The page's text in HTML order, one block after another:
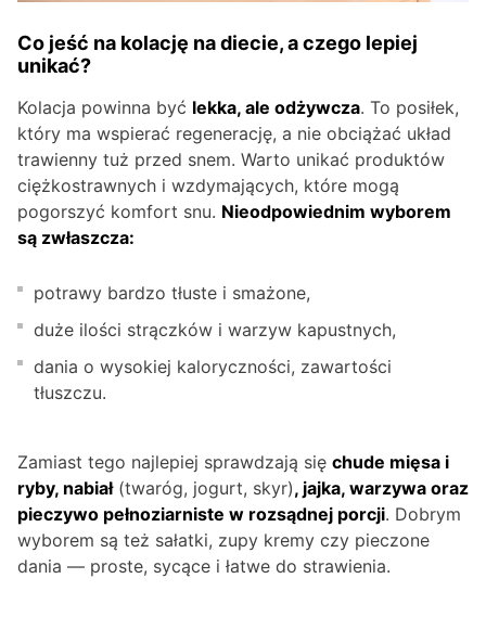
Co jeść na kolację na diecie, a czego lepiej
unikać?
Kolacja powinna być lekka, ale odżywcza. To posiłek,
który ma wspierać regenerację, a nie obciążać układ
trawienny tuż przed snem. Warto unikać produktów
ciężkostrawnych i wzdymających, które mogą
pogorszyć komfort snu. Nieodpowiednim wyborem
są zwłaszcza:
potrawy bardzo tłuste i smażone,
duże ilości strączków i warzyw kapustnych,
dania o wysokiej kaloryczności, zawartości
tłuszczu.
Zamiast tego najlepiej sprawdzają się chude mięsa i
ryby, nabiał(twaróg, jogurt, skyr), jajka, warzywa oraz
pieczywo pełnoziarniste w rozsądnej porcji. Dobrym
wyborem są też sałatki, zupy kremy czy pieczone
dania — proste, sycące i łatwe do strawienia.